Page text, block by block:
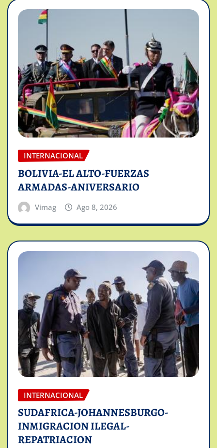
INTERNACIONAL
BOLIVIA-EL ALTO-FUERZAS
ARMADAS-ANIVERSARIO
Vimag Ago 8, 2026
INTERNACIONAL
SUDAFRICA-JOHANNESBURGO-
INMIGRACION ILEGAL-
REPATRIACION